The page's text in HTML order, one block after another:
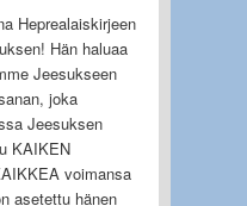
Heprealaiskirjeen
Hän haluaa
Jeesukseen
joka
Jeesuksen
KAIKEN
voimansa
asetettu hänen